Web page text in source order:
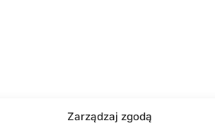
Zarządzaj zgodą